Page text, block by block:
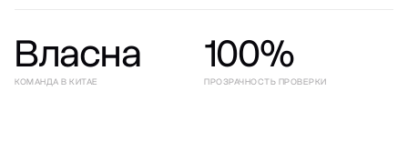
Власна
КОМАНДА В КИТАЕ
100%
ПРОЗРАЧНОСТЬ ПРОВЕРКИ